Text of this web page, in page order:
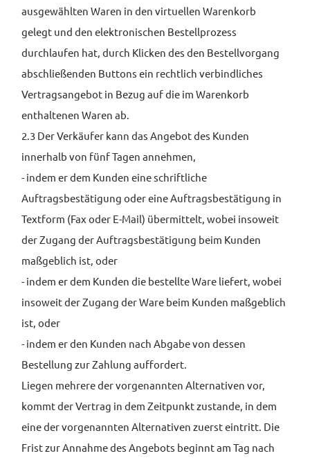
ausgewählten Waren in den virtuellen Warenkorb
gelegt und den elektronischen Bestellprozess
durchlaufen hat, durch Klicken des den Bestellvorgang
abschließenden Buttons ein rechtlich verbindliches
Vertragsangebot in Bezug auf die im Warenkorb
enthaltenen Waren ab.
2.3 Der Verkäufer kann das Angebot des Kunden
innerhalb von fünf Tagen annehmen,
- indem er dem Kunden eine schriftliche
Auftragsbestätigung oder eine Auftragsbestätigung in
Textform (Fax oder E-Mail) übermittelt, wobei insoweit
der Zugang der Auftragsbestätigung beim Kunden
maßgeblich ist, oder
- indem er dem Kunden die bestellte Ware liefert, wobei
insoweit der Zugang der Ware beim Kunden maßgeblich
ist, oder
- indem er den Kunden nach Abgabe von dessen
Bestellung zur Zahlung auffordert.
Liegen mehrere der vorgenannten Alternativen vor,
kommt der Vertrag in dem Zeitpunkt zustande, in dem
eine der vorgenannten Alternativen zuerst eintritt. Die
Frist zur Annahme des Angebots beginnt am Tag nach